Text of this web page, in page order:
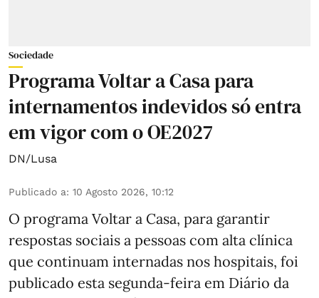
Sociedade
Programa Voltar a Casa para
internamentos indevidos só entra
em vigor com o OE2027
DN/Lusa
Publicado a: 10 Agosto 2026, 10:12
O programa Voltar a Casa, para garantir
respostas sociais a pessoas com alta clínica
que continuam internadas nos hospitais, foi
publicado esta segunda-feira em Diário da